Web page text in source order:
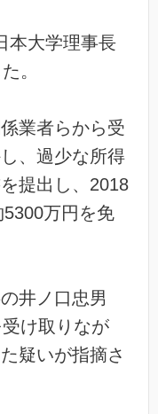
本大学理事長
。
業者らから受
、過少な所得
提出し、2018
万円を免
井ノ口忠男
受け取りなが
疑いが指摘さ